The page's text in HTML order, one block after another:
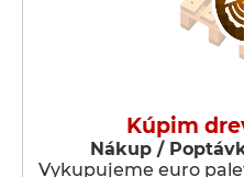
Kúpim
Nákup /
Vykupujeme euro